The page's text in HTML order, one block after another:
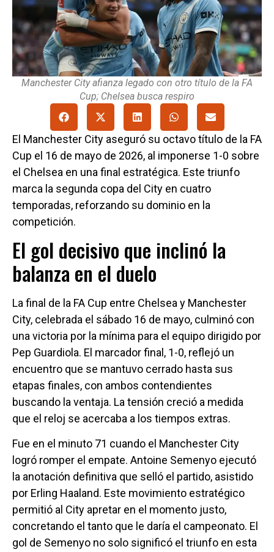
Manchester City afianza legado con otro título de la FA
Cup; Chelsea busca respiro
El Manchester City aseguró su octavo título de la FA
Cup el 16 de mayo de 2026, al imponerse 1-0 sobre
el Chelsea en una final estratégica. Este triunfo
marca la segunda copa del City en cuatro
temporadas, reforzando su dominio en la
competición.
El gol decisivo que inclinó la
balanza en el duelo
La final de la FA Cup entre Chelsea y Manchester
City, celebrada el sábado 16 de mayo, culminó con
una victoria por la mínima para el equipo dirigido por
Pep Guardiola. El marcador final, 1-0, reflejó un
encuentro que se mantuvo cerrado hasta sus
etapas finales, con ambos contendientes
buscando la ventaja. La tensión creció a medida
que el reloj se acercaba a los tiempos extras.
Fue en el minuto 71 cuando el Manchester City
logró romper el empate. Antoine Semenyo ejecutó
la anotación definitiva que selló el partido, asistido
por Erling Haaland. Este movimiento estratégico
permitió al City apretar en el momento justo,
concretando el tanto que le daría el campeonato. El
gol de Semenyo no solo significó el triunfo en esta